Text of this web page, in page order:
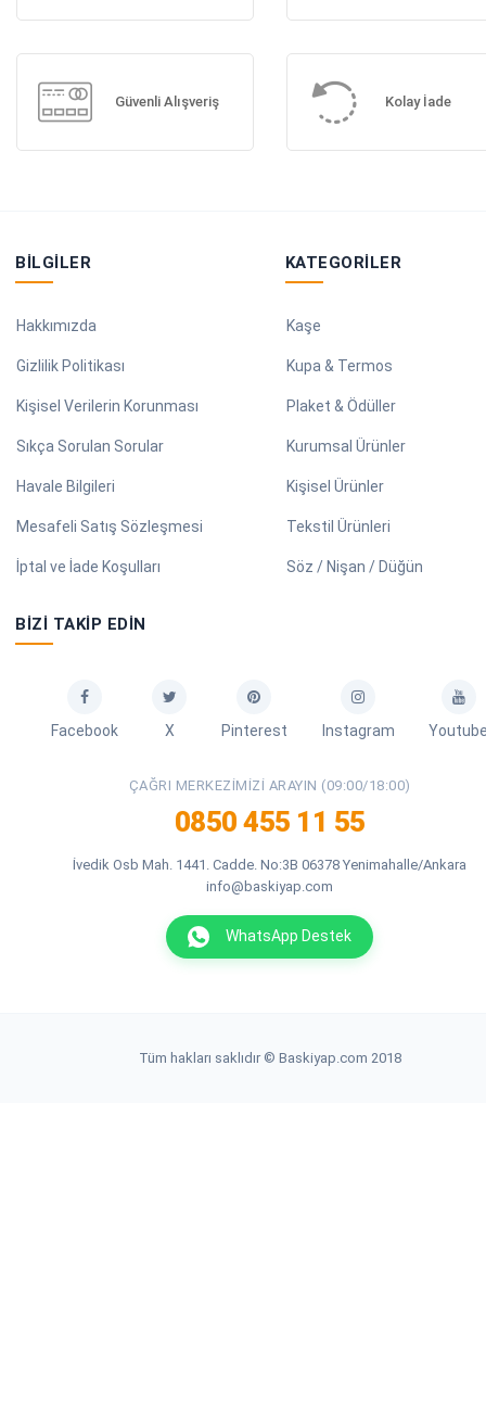
Güvenli Alışveriş Kolay İade
BILGILER
Hakkımızda
Gizlilik Politikası
Kişisel Verilerin Korunması
Sıkça Sorulan Sorular
Havale Bilgileri
Mesafeli Satış Sözleşmesi
İptal ve İade Koşulları
KATEGORILER
Kaşe
Kupa & Termos
Plaket & Ödüller
Kurumsal Ürünler
Kişisel Ürünler
Tekstil Ürünleri
Söz / Nişan / Düğün
BIZI TAKIP EDIN
Facebook X Pinterest Instagram
ÇAĞRI MERKEZIMIZI ARAYIN (09:00/18:00)
0850 455 11 55
İvedik Osb Mah. 1441. Cadde. No:3B 06378 Yenimahalle/Ankara
info@baskiyap.com
WhatsApp Destek
Tüm hakları saklıdır © Baskiyap.com 2018